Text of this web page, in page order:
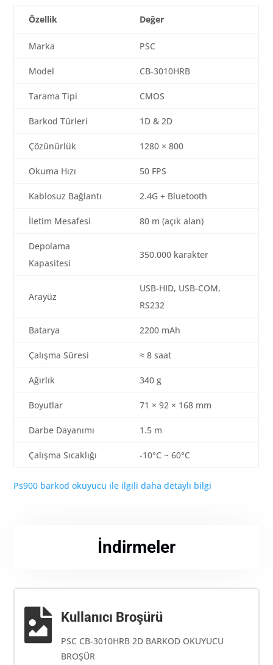
Özellik Değer
Marka PSC
Model CB-3010HRB
Tarama Tipi CMOS
Barkod Türleri 1D & 2D
Çözünürlük 1280 × 800
Okuma Hızı 50 FPS
Kablosuz Bağlantı 2.4G + Bluetooth
İletim Mesafesi 80 m (açık alan)
Depolama
Kapasitesi
350.000 karakter
Arayüz
USB-HID, USB-COM,
RS232
Batarya 2200 mAh
Çalışma Süresi ≈ 8 saat
Ağırlık 340 g
Boyutlar 71 × 92 × 168 mm
Darbe Dayanımı 1.5 m
Çalışma Sıcaklığı -10°C ~ 60°C
Ps900 barkod okuyucu ile ilgili daha detaylı bilgi
İndirmeler
 Kullanıcı Broşürü
PSC CB-3010HRB 2D BARKOD OKUYUCU
BROŞÜR